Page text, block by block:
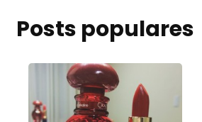
Posts populares